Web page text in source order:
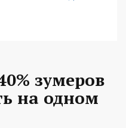
зумеров
на одном